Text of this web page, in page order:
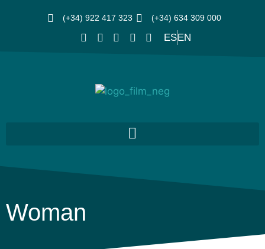
(+34) 922 417 323 (+34) 634 309 000
ESEN
Woman